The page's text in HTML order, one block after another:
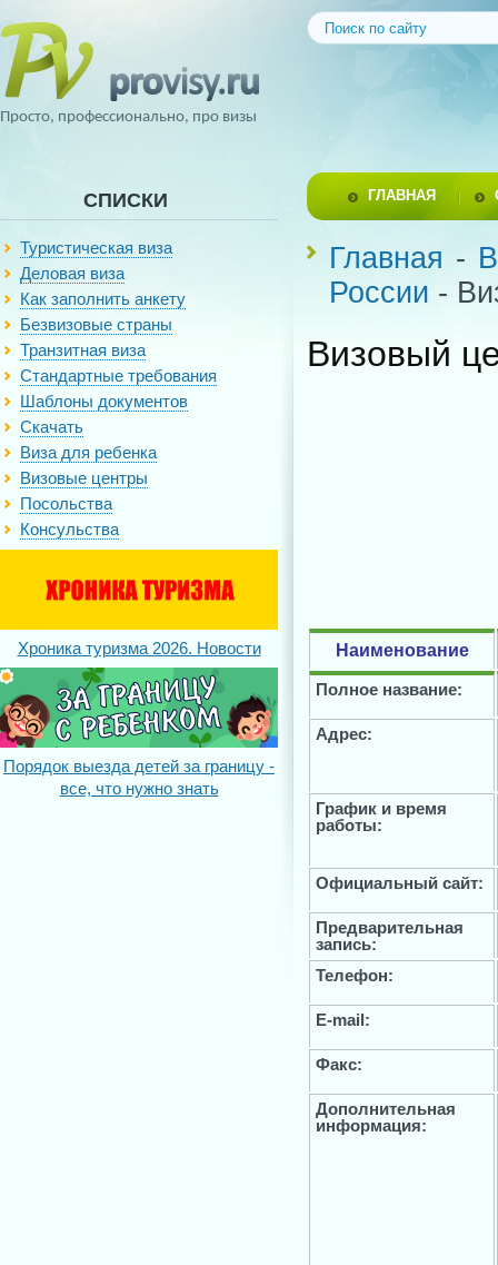
Просто, профессионально, про визы
СПИСКИ
Туристическая виза
Деловая виза
Как заполнить анкету
Безвизовые страны
Транзитная виза
Стандартные требования
Шаблоны документов
Скачать
Виза для ребенка
Визовые центры
Посольства
Консульства
Хроника туризма 2026. Новости
Порядок выезда детей за границу -
все, что нужно знать
ГЛАВНАЯ
Главная -
России -
Визовый
Наименование
Полное название:
Адрес:
График и время
работы:
Официальный сайт:
Предварительная
запись:
Телефон:
E-mail:
Факс:
Дополнительная
информация: